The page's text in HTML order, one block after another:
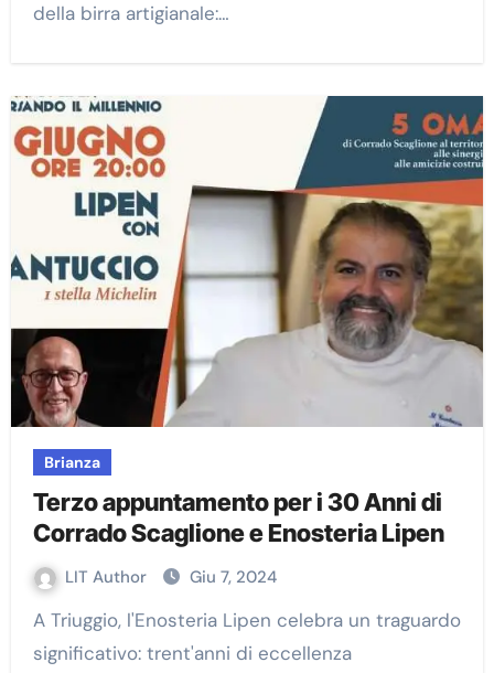
della birra artigianale:…
Brianza
Terzo appuntamento per i 30 Anni di
Corrado Scaglione e Enosteria Lipen
LIT Author Giu 7, 2024
A Triuggio, l'Enosteria Lipen celebra un traguardo
significativo: trent'anni di eccellenza